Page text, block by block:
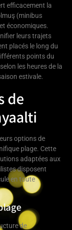
efficacement la
(minibus
économiques.
leurs trajets
placés le long du
points du
les heures de la
estivale.
de
options de
plage. Cette
adaptées aux
disposent
en toute
de